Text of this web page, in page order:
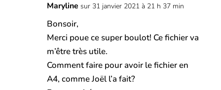
Maryline sur 31 janvier 2021 à 21 h 37 min
Bonsoir,
Merci poue ce super boulot! Ce fichier va
m’être très utile.
Comment faire pour avoir le fichier en
A4, comme Joël l’a fait?